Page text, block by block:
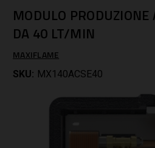
MODULO
DA 40 LT/MIN
MAXIFLAME
SKU: MX140ACSE40